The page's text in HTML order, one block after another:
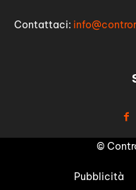
Contattaci:
©
Pubblicità